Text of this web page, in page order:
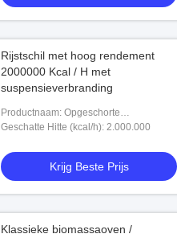
Rijstschil met hoog rendement
2000000 Kcal / H met
suspensieverbranding
Productnaam: Opgeschorte
Brander/rijstschiloven
Geschatte Hitte (kcal/h): 2.000.000
Krijg Beste Prijs
Klassieke biomassaoven /